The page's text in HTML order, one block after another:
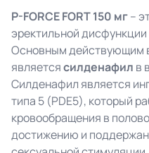
P-FORCE FORT 150 мг–
эректильной
Основным действующим
являетсясилденафил в
Силденафил является
типа 5 (PDE5), который
кровообращения в
достижению и